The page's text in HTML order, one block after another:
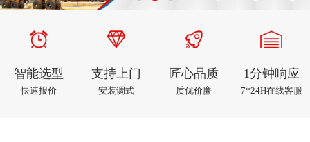
智能选型
快速报价
支持上门
安装调式
匠心品质
质优价廉
1分钟响应
7*24H在线客服